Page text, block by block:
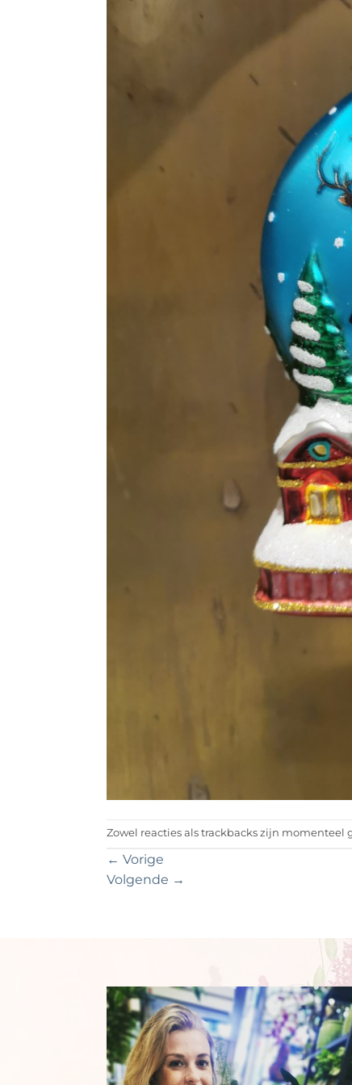
Zowel reacties als trackbacks zijn momenteel
← Vorige
Volgende →